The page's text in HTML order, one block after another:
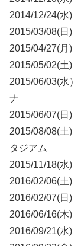
2014/12/24(水)
2015/03/08(日)
2015/04/27(月)
2015/05/02(土)
2015/06/03(水）
ナ
2015/06/07(日)
2015/08/08(土)
タジアム
2015/11/18(水)
2016/02/06(土)
2016/02/07(日)
2016/06/16(木)
2016/09/21(水)